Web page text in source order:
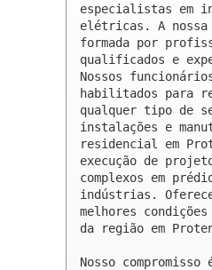
especialistas em
elétricas. A nossa
formada por
qualificados e
Nossos
habilitados para
qualquer tipo de
instalações e
residencial em
execução de
complexos em
indústrias.
melhores condições
da região em
Nosso